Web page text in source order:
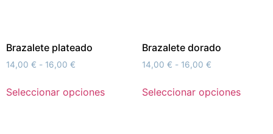
Brazalete plateado
14,00 € - 16,00 €
Seleccionar opciones
Brazalete dorado
14,00 € - 16,00 €
Seleccionar opciones